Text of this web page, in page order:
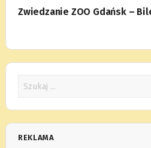
Zwiedzanie ZOO Gdańsk –
REKLAMA